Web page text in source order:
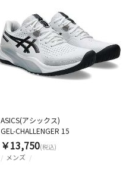
メンズ
ASICS(アシックス)
GEL-CHALLENGER 15
￥13,750(税込)